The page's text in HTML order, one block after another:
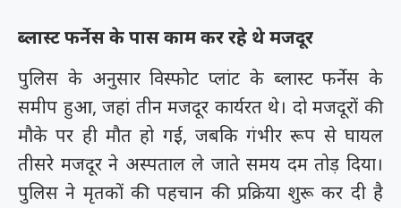
ब्लास्ट फर्नेस के पास काम कर रहे थे मजदूर
पुलिस के अनुसार विस्फोट प्लांट के ब्लास्ट फर्नेस के
समीप हुआ, जहां तीन मजदूर कार्यरत थे। दो मजदूरों की
मौके पर ही मौत हो गई, जबकि गंभीर रूप से घायल
तीसरे मजदूर ने अस्पताल ले जाते समय दम तोड़ दिया।
पुलिस ने मृतकों की पहचान की प्रक्रिया शुरू कर दी है